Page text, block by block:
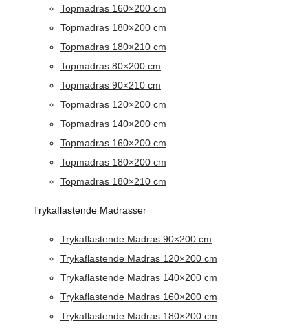
Topmadras 160×200 cm
Topmadras 180×200 cm
Topmadras 180×210 cm
Topmadras 80×200 cm
Topmadras 90×210 cm
Topmadras 120×200 cm
Topmadras 140×200 cm
Topmadras 160×200 cm
Topmadras 180×200 cm
Topmadras 180×210 cm
Trykaflastende Madrasser
Trykaflastende Madras 90×200 cm
Trykaflastende Madras 120×200 cm
Trykaflastende Madras 140×200 cm
Trykaflastende Madras 160×200 cm
Trykaflastende Madras 180×200 cm